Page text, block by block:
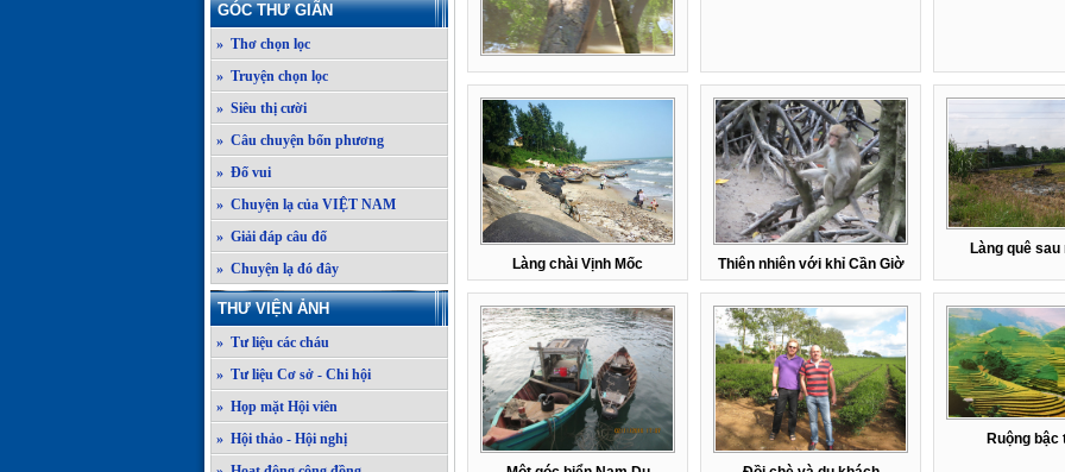
GÓC THƯ GIÃN
» Thơ chọn lọc
» Truyện chọn lọc
» Siêu thị cười
» Câu chuyện bốn phương
» Đố vui
» Chuyện lạ của VIỆT NAM
» Giải đáp câu đố
» Chuyện lạ đó đây
THƯ VIỆN ẢNH
» Tư liệu các cháu
» Tư liệu Cơ sở - Chi hội
» Họp mặt Hội viên
» Hội thảo - Hội nghị
Làng chài Vịnh Mốc Thiên nhiên với khỉ Cần Giờ
Làng quê sau
Ruộng bậc